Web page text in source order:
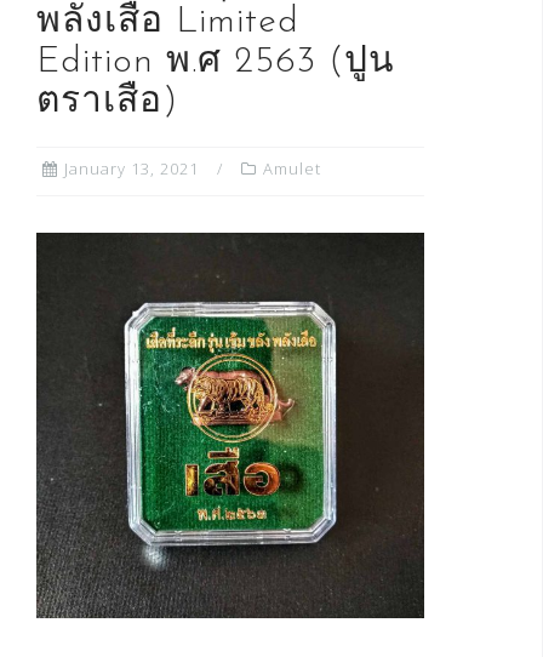
พลังเสือ Limited
Edition พ.ศ 2563 (ปูน
ตราเสือ)
January 13, 2021 Amulet